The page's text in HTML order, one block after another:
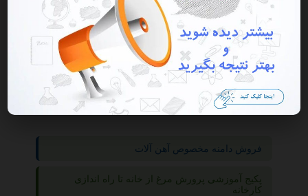
گروه ها املاک آپارتمان
فروش دامنه مخصوص آهن آلات
پکیج آموزشی پرورش مرغ از خانه تا راه اندازی
کارخانه